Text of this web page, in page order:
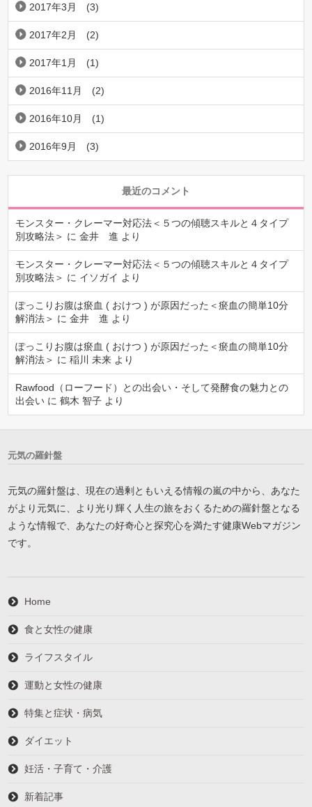
2017年3月 (3)
2017年2月 (2)
2017年1月 (1)
2016年11月 (2)
2016年10月 (1)
2016年9月 (3)
最近のコメント
モンスター・クレーマー対応法＜５つの傾聴スキルと４タイプ
別攻略法＞ に金井 進 より
モンスター・クレーマー対応法＜５つの傾聴スキルと４タイプ
別攻略法＞ に イソガイ より
ぽっこりお腹は瘀血 ( おけつ ) が原因だった＜瘀血の簡単10分
解消法＞ に金井 進 より
ぽっこりお腹は瘀血 ( おけつ ) が原因だった＜瘀血の簡単10分
解消法＞ に稲川 未来 より
Rawfood（ローフード）との出会い・そして発酵食の魅力との
出会い に鶴木 智子 より
元気の羅針盤
元気の羅針盤は、現在の過剰ともいえる情報の嵐の中から、あなた
がより元気に、より光り輝く人生の旅をおくるための羅針盤となる
ような情報で、あなたの好奇心と探究心を満たす健康Webマガジン
です。
Home
食と女性の健康
ライフスタイル
運動と女性の健康
特集と症状・病気
ダイエット
妊活・子育て・介護
新着記事